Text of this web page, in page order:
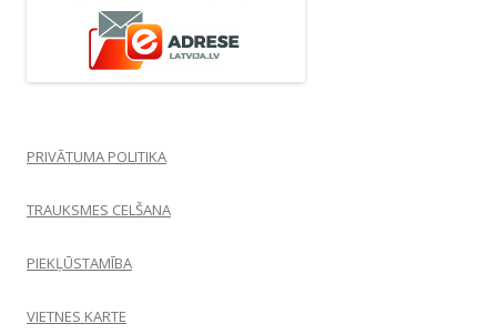
PRIVĀTUMA POLITIKA
TRAUKSMES CELŠANA
PIEKĻŪSTAMĪBA
VIETNES KARTE